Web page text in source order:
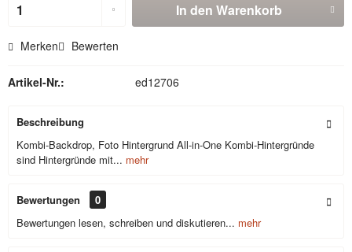
In den Warenkorb
Merken Bewerten
Artikel-Nr.: ed12706
Beschreibung
Kombi-Backdrop, Foto Hintergrund All-in-One Kombi-Hintergründe
sind Hintergründe mit... mehr
Bewertungen
0
Bewertungen lesen, schreiben und diskutieren... mehr